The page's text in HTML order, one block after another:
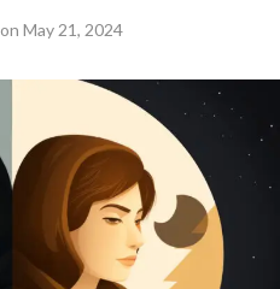
on May 21, 2024